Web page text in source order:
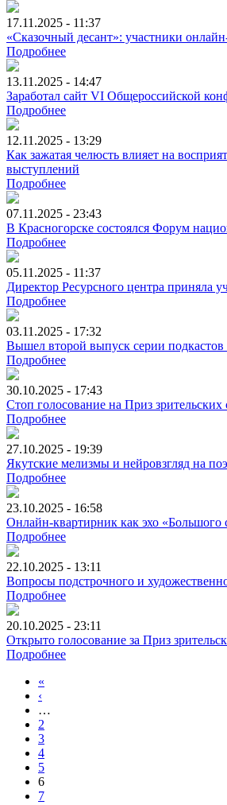
17.11.2025 - 11:37
«Сказочный десант»: участники
Подробнее
13.11.2025 - 14:47
Заработал сайт VI Общероссийской
Подробнее
12.11.2025 - 13:29
Как зажатая челюсть влияет на
выступлений
Подробнее
07.11.2025 - 23:43
В Красногорске состоялся Форум
Подробнее
05.11.2025 - 11:37
Директор Ресурсного центра приняла
Подробнее
03.11.2025 - 17:32
Вышел второй выпуск серии
Подробнее
30.10.2025 - 17:43
Стоп голосование на Приз
Подробнее
27.10.2025 - 19:39
Якутские мелизмы и нейровзгляд на
Подробнее
23.10.2025 - 16:58
Онлайн-квартирник как эхо «Большого
Подробнее
22.10.2025 - 13:11
Вопросы подстрочного и
Подробнее
20.10.2025 - 23:11
Открыто голосование за Приз
Подробнее
«
‹
…
2
3
4
5
6
7